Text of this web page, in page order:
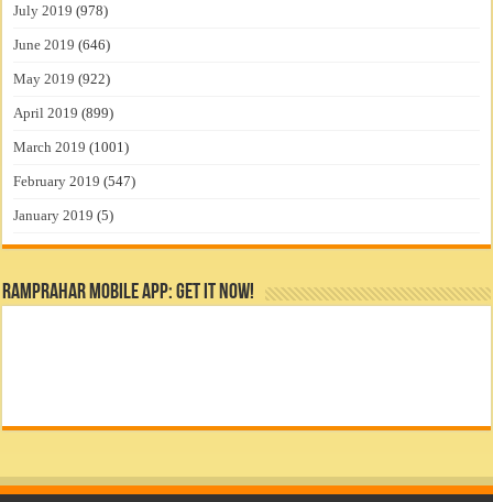
July 2019 (978)
June 2019 (646)
May 2019 (922)
April 2019 (899)
March 2019 (1001)
February 2019 (547)
January 2019 (5)
RamPrahar Mobile App: Get it Now!